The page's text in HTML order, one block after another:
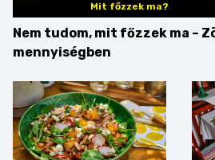
Mit főzzek ma?
Nem tudom, mit főzzek ma –
mennyiségben